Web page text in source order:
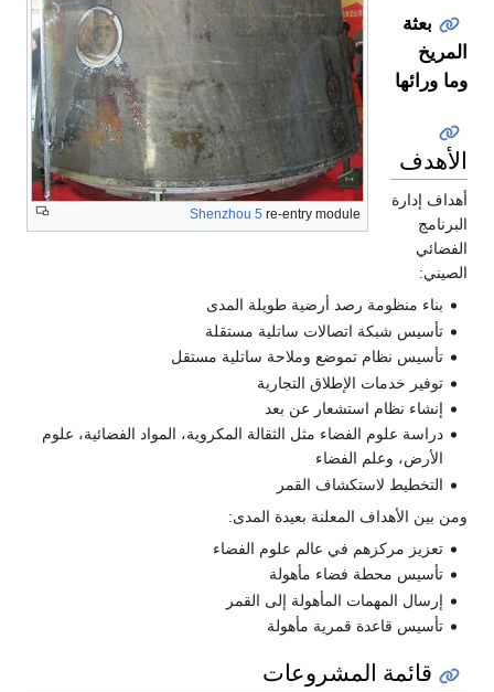
Shenzhou 5 re-entry module
بعثة
المريخ
وما ورائها
الأهدف
أهداف إدارة
البرنامج
الفضائي
الصيني:
بناء منظومة رصد أرضية طويلة المدى
تأسيس شبكة اتصالات ساتلية مستقلة
تأسيس نظام تموضع وملاحة ساتلية مستقل
توفير خدمات الإطلاق التجارية
إنشاء نظام استشعار عن بعد
دراسة علوم الفضاء مثل الثقالة المكروية، المواد الفضائية، علوم
الأرض، وعلم الفضاء
التخطيط لاستكشاف القمر
ومن بين الأهداف المعلنة بعيدة المدى:
تعزيز مركزهم في عالم علوم الفضاء
تأسيس محطة فضاء مأهولة
إرسال المهمات المأهولة إلى القمر
تأسيس قاعدة قمرية مأهولة
قائمة المشروعات